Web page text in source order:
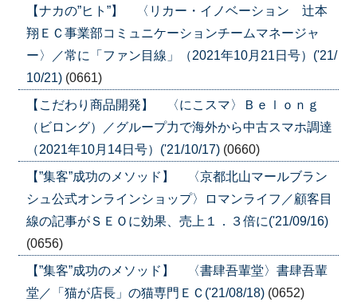
【ナカの”ヒト”】 〈リカー・イノベーション 辻本
翔ＥＣ事業部コミュニケーションチームマネージャ
ー〉／常に「ファン目線」（2021年10月21日号）('21/
10/21) (0661)
【こだわり商品開発】 〈にこスマ〉Ｂｅｌｏｎｇ
（ビロング）／グループ力で海外から中古スマホ調達
（2021年10月14日号）('21/10/17) (0660)
【”集客”成功のメソッド】 〈京都北山マールブラン
シュ公式オンラインショップ〉ロマンライフ／顧客目
線の記事がＳＥＯに効果、売上１．３倍に('21/09/16)
(0656)
【”集客”成功のメソッド】 〈書肆吾輩堂〉書肆吾輩
堂／「猫が店長」の猫専門ＥＣ('21/08/18) (0652)